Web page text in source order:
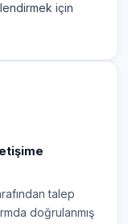
için
talep
doğrulanmış